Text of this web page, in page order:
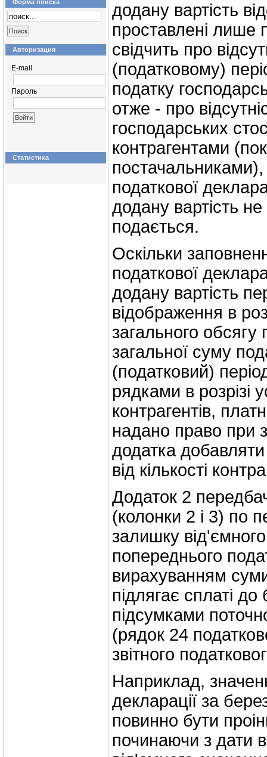
Форма поиска
Авторизация
E-mail
Пароль
Статистика
додану вартість
проставлені лише
свідчить про
(податковому)
податку
отже - про
господарських
контрагентами
податкової
додану вартість
подається.
Оскільки
податкової
додану вартість
відображення в
загального обсягу
загальної суму
(податковий)
рядками в розрізі
контрагентів,
надано право при
додатка
від кількості
Додаток 2
(колонки 2 і 3) по
залишку
попереднього
вирахуванням
підлягає сплаті
підсумками
(рядок 24
звітного
Наприклад,
декларації за
повинно бути
починаючи з дати